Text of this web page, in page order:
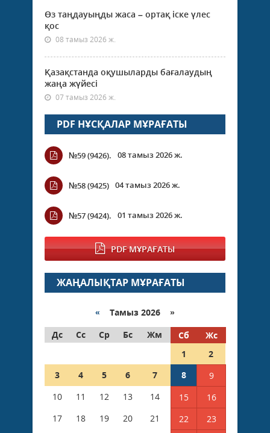
Өз таңдауыңды жаса – ортақ іске үлес
қос
08 тамыз 2026 ж.
Қазақстанда оқушыларды бағалаудың
жаңа жүйесі
07 тамыз 2026 ж.
PDF НҰСҚАЛАР МҰРАҒАТЫ
№59 (9426). 08 тамыз 2026 ж.
№58 (9425) 04 тамыз 2026 ж.
№57 (9424). 01 тамыз 2026 ж.
PDF МҰРАҒАТЫ
ЖАҢАЛЫҚТАР МҰРАҒАТЫ
« Тамыз 2026 »
Дс
Сс Ср Бс Жм Сб
Жс
1
2
3
4 5 6 7 8
9
10
11 12 13 14 15
16
17
18 19 20 21 22
23